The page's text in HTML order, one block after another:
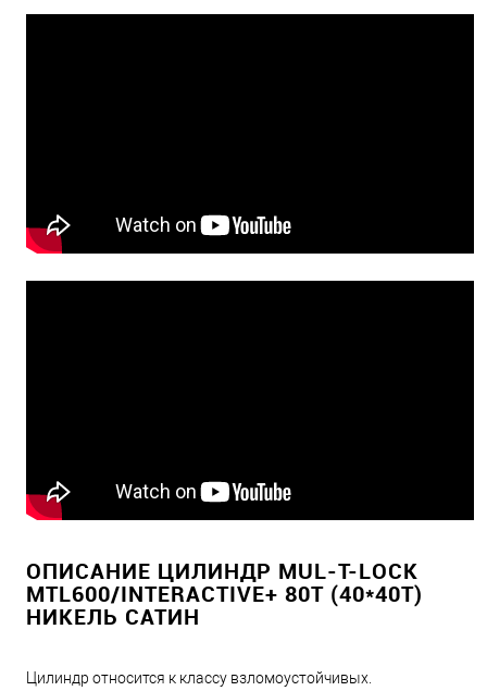
ОПИСАНИЕ ЦИЛИНДР MUL-T-LOCK
MTL600/INTERACTIVE+ 80T (40*40T)
НИКЕЛЬ САТИН
Цилиндр относится к классу взломоустойчивых.